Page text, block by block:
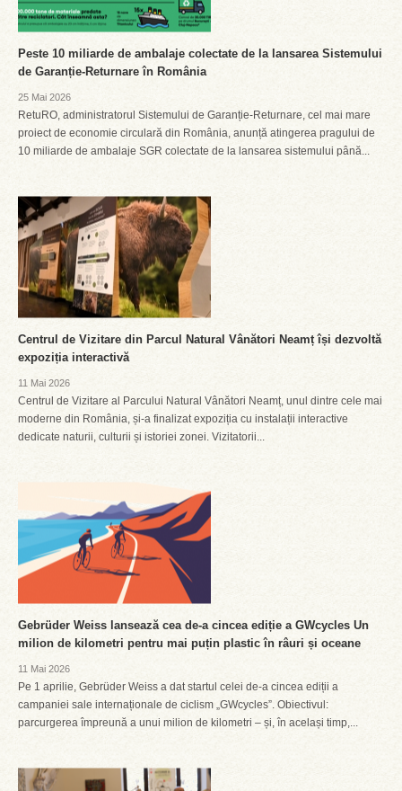
Peste 10 miliarde de ambalaje colectate de la lansarea Sistemului
de Garanție-Returnare în România
25 Mai 2026
RetuRO, administratorul Sistemului de Garanție-Returnare, cel mai mare
proiect de economie circulară din România, anunță atingerea pragului de
10 miliarde de ambalaje SGR colectate de la lansarea sistemului până...
Centrul de Vizitare din Parcul Natural Vânători Neamț își dezvoltă
expoziția interactivă
11 Mai 2026
Centrul de Vizitare al Parcului Natural Vânători Neamț, unul dintre cele mai
moderne din România, și-a finalizat expoziția cu instalații interactive
dedicate naturii, culturii și istoriei zonei. Vizitatorii...
Gebrüder Weiss lansează cea de-a cincea ediție a GWcycles Un
milion de kilometri pentru mai puțin plastic în râuri și oceane
11 Mai 2026
Pe 1 aprilie, Gebrüder Weiss a dat startul celei de-a cincea ediții a
campaniei sale internaționale de ciclism „GWcycles”. Obiectivul:
parcurgerea împreună a unui milion de kilometri – și, în același timp,...